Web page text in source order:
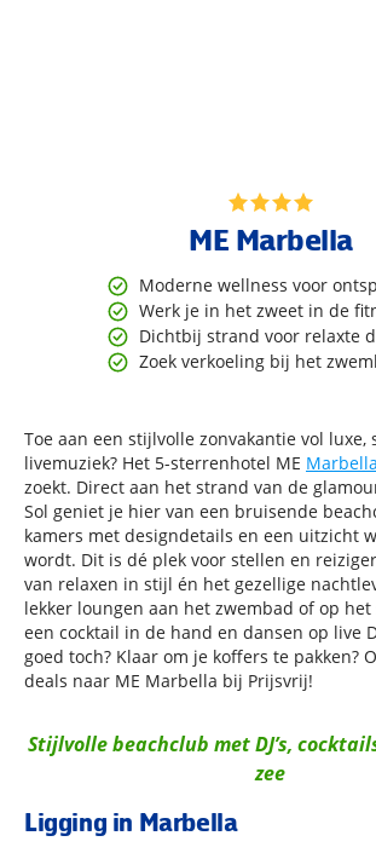
ME Marbella
Moderne wellness voor
Werk je in het zweet in de
Dichtbij strand voor relaxte
Zoek verkoeling bij het
Toe aan een stijlvolle zonvakantie vol luxe,
livemuziek? Het 5-sterrenhotel ME Marbella
zoekt. Direct aan het strand van de
Sol geniet je hier van een bruisende
kamers met designdetails en een uitzicht
wordt. Dit is dé plek voor stellen en
van relaxen in stijl én het gezellige
lekker loungen aan het zwembad of op het
een cocktail in de hand en dansen op live
goed toch? Klaar om je koffers te pakken?
deals naar ME Marbella bij Prijsvrij!
Stijlvolle beachclub met DJ’s,
zee
Ligging in Marbella